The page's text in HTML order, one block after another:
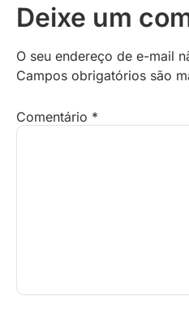
Deixe um
O seu endereço de e-mail
Campos obrigatórios são
Comentário *